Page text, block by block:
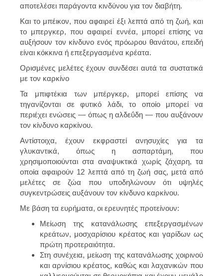
αποτελέσει παράγοντα κινδύνου για τον διαβήτη.
Και το μπέικον, που αφαιρεί έξι λεπτά από τη ζωή, και
το μπεργκερ, που αφαιρεί εννέα, μπορεί επίσης να
αυξήσουν τον κίνδυνο ενός πρόωρου θανάτου, επειδή
είναι κόκκινα ή επεξεργασμένα κρέατα.
Ορισμένες μελέτες έχουν συνδέσει αυτά τα συστατικά
με τον καρκίνο
Τα μπιφτέκια των μπέργκερ, μπορεί επίσης να
τηγανίζονται σε φυτικό λάδι, το οποίο μπορεί να
περιέχει ενώσεις — όπως η αλδεΰδη — που αυξάνουν
τον κίνδυνο καρκίνου.
Αντίστοιχα, έχουν εκφραστεί ανησυχίες για τα
γλυκαντικά, όπως η ασπαρτάμη, που
χρησιμοποιούνται στα αναψυκτικά χωρίς ζάχαρη, τα
οποία αφαιρούν 12 λεπτά από τη ζωή σας, μετά από
μελέτες σε ζώα που υποδηλώνουν ότι υψηλές
συγκεντρώσεις αυξάνουν τον κίνδυνο καρκίνου.
Με βάση τα ευρήματα, οι ερευνητές προτείνουν:
Μείωση της κατανάλωσης επεξεργασμένων
κρεάτων, μοσχαρίσιου κρέατος και γαρίδων ως
πρώτη προτεραιότητα.
Στη συνέχεια, μείωση της κατανάλωσης χοιρινού
και αρνίσιου κρέατος, καθώς και λαχανικών που